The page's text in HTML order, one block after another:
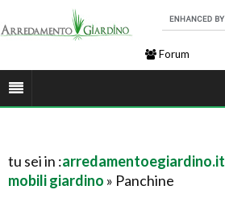
Forum
tu sei in :arredamentoegiardino.it
mobili giardino » Panchine